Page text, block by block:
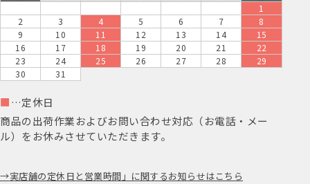
1
2
3 4 5 6 7
8
9
10 11 12 13 14
15
16
17 18 19 20 21
22
23
24 25 26 27 28
29
30
31
■ …定休日
商品の出荷作業およびお問い合わせ対応（お電話・メー
ル）をお休みさせていただきます。
実店舗の定休日と営業時間」に関するお知らせはこちら